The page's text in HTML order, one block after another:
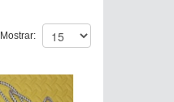
Mostrar: